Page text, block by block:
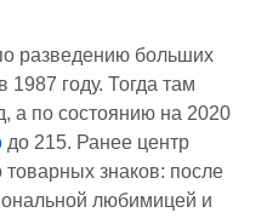
разведению больших
в 1987 году. Тогда там
а по состоянию на 2020
до 215. Ранее центр
товарных знаков: после
любимицей и